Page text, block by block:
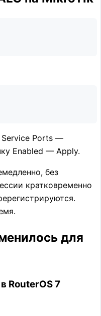
Ports —
Enabled — Apply.
без
кратковременно
для
RouterOS 7